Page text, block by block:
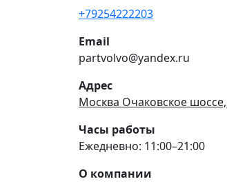
+79254222203
Email
partvolvo@yandex.ru
Адрес
Москва Очаковское
Часы работы
Ежедневно: 11:00–21:00
О компании